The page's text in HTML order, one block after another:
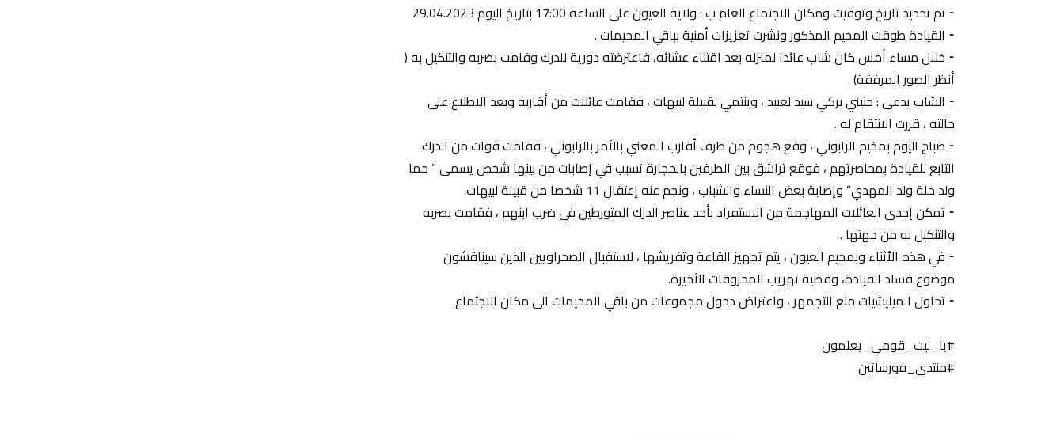
⁃ تم تحديد تاريخ وتوقيت ومكان الاجتماع العام ب : ولاية العيون على الساعة 17:00 بتاريخ اليوم 29.04.2023
⁃ القيادة طوقت المخيم المذكور ونشرت تعزيزات أمنية بباقي المخيمات .
⁃ خلال مساء أمس كان شاب عائدا لمنزله بعد اقتناء عشائه، فاعترضته دورية للدرك وقامت بضربه والتنكيل به (
أنظر الصور المرفقة) .
⁃ الشاب يدعى : حنيني بركي سيد لعبيد ، وينتمي لقبيلة لبيهات ، فقامت عائلات من أقاربه وبعد الاطلاع على
حالته ، قررت الانتقام له .
⁃ صباح اليوم بمخيم الرابوني ، وقع هجوم من طرف أقارب المعني بالأمر بالرابوني ، فقامت قوات من الدرك
التابع للقيادة بمحاصرتهم ، فوقع تراشق بين الطرفين بالحجارة تسبب في إصابات من بينها شخص يسمى ” حما
ولد حلة ولد المهدي” وإصابة بعض النساء والشباب ، ونجم عنه إعتقال 11 شخصا من قبيلة لبيهات.
⁃ تمكن إحدى العائلات المهاجمة من الاستفراد بأحد عناصر الدرك المتورطين في ضرب ابنهم ، فقامت بضربه
والتنكيل به من جهتها .
⁃ في هذه الأثناء وبمخيم العيون ، يتم تجهيز القاعة وتفريشها ، لاستقبال الصحراويين الذين سيناقشون
موضوع فساد القيادة، وقضية تهريب المحروقات الأخيرة.
⁃ تحاول الميليشيات منع التجمهر ، واعتراض دخول مجموعات من باقي المخيمات الى مكان الاجتماع.
#يا_ليت_قومي_يعلمون
#منتدى_فورساتين